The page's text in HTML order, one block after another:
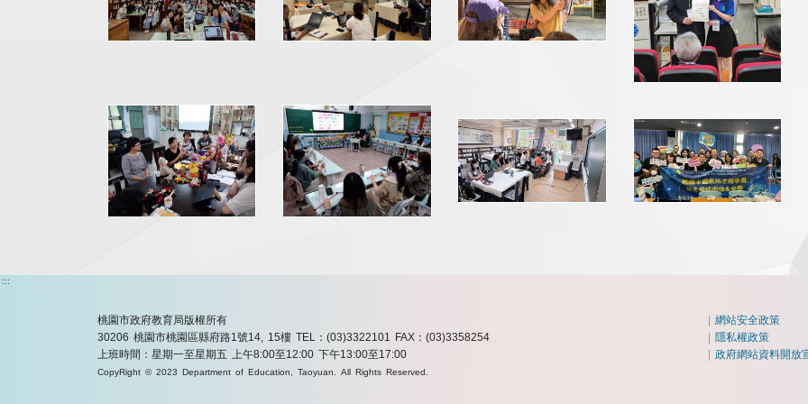
:::
桃園市政府教育局版權所有
30206 桃園市桃園區縣府路1號14, 15樓 TEL：(03)3322101
FAX：(03)3358254
上班時間：星期一至星期五 上午8:00至12:00 下午13:00至17:00
CopyRight © 2023 Department of Education, Taoyuan. All Rights Reserved.
|網站安全政策
|隱私權政策
|政府網站資料開放